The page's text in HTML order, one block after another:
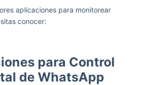
aplicaciones para monitorear
conocer:
para Control
de WhatsApp